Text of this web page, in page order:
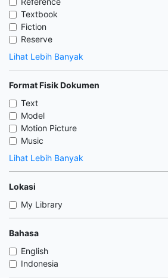
Textbook
Fiction
Reserve
Lihat Lebih Banyak
Format Fisik Dokumen
Text
Model
Motion Picture
Music
Lihat Lebih Banyak
Lokasi
My Library
Bahasa
English
Indonesia